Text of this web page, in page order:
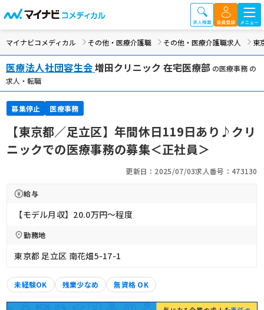
マイナビコメディカル その他・医療介護職 その他・医療介護職求人 東
医療法人社団容生会増田クリニック 在宅医療部 の医療事務 の
求人・転職
募集停止 医療事務
【東京都／足立区】年間休日119日あり♪クリ
ニックでの医療事務の募集＜正社員＞
更新日：2025/07/03求人番号：473130
給与
【モデル月収】20.0万円〜程度
勤務地
東京都 足立区 南花畑5-17-1
未経験OK 残業少なめ 無資格 OK